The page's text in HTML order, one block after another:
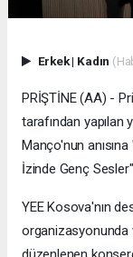
Erkek| Kadın
PRİŞTİNE (AA) -
tarafından yapılan
Manço'nun
İzinde Genç
YEE Kosova'nın
organizasyonunda